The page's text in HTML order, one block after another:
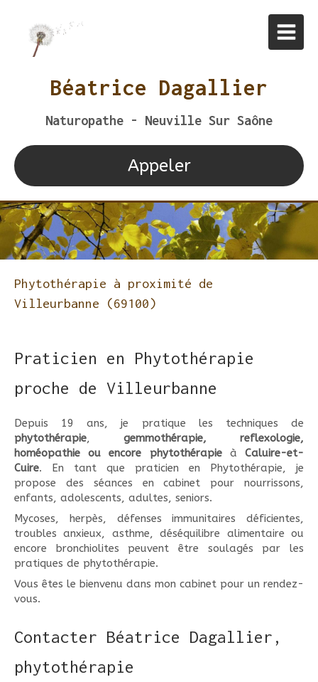
Béatrice Dagallier
Naturopathe - Neuville Sur Saône
Appeler
Phytothérapie à proximité de
Villeurbanne (69100)
Praticien en Phytothérapie
proche de Villeurbanne
Depuis 19 ans, je pratique les techniques de
phytothérapie, gemmothérapie, reflexologie,
homéopathie ou encore phytothérapieàCaluire-et-
Cuire. En tant que praticien en Phytothérapie, je
propose des séances en cabinet pour nourrissons,
enfants, adolescents, adultes, seniors.
Mycoses, herpès, défenses immunitaires déficientes,
troubles anxieux, asthme, déséquilibre alimentaire ou
encore bronchiolites peuvent être soulagés par les
pratiques de phytothérapie.
Vous êtes le bienvenu dans mon cabinet pour un rendez-
vous.
Contacter Béatrice Dagallier,
phytothérapie